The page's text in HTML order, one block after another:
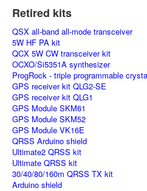
Retired kits
QSX all-band all-mode transceiver
5W HF PA kit
QCX 5W CW transceiver kit
OCXO/Si5351A synthesizer
ProgRock - triple programmable
GPS receiver kit QLG2-SE
GPS receiver kit QLG1
GPS Module SKM61
GPS Module SKM52
GPS Module VK16E
QRSS Arduino shield
Ultimate2 QRSS kit
Ultimate QRSS kit
30/40/80/160m QRSS TX kit
Arduino shield